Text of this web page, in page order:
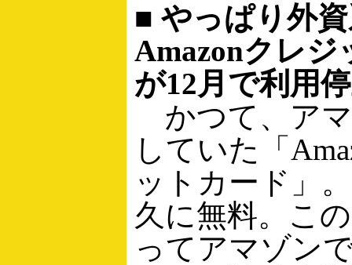
■ やっぱり外
Amazonクレジ
が12月で利用
かつて、ア
していた「
ットカード」
久に無料。こ
ってアマゾン